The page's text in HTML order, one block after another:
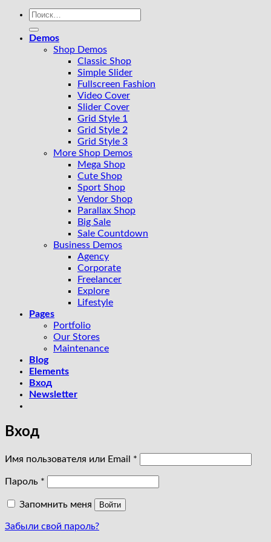
Искать:
Demos
Shop Demos
Classic Shop
Simple Slider
Fullscreen Fashion
Video Cover
Slider Cover
Grid Style 1
Grid Style 2
Grid Style 3
More Shop Demos
Mega Shop
Cute Shop
Sport Shop
Vendor Shop
Parallax Shop
Big Sale
Sale Countdown
Business Demos
Agency
Corporate
Freelancer
Explore
Lifestyle
Pages
Portfolio
Our Stores
Maintenance
Blog
Elements
Вход
Newsletter
Вход
Имя пользователя или Email *
Пароль *
Запомнить меня Войти
Забыли свой пароль?